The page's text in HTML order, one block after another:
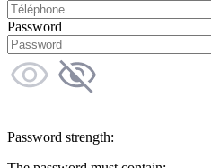
Password
Password strength: